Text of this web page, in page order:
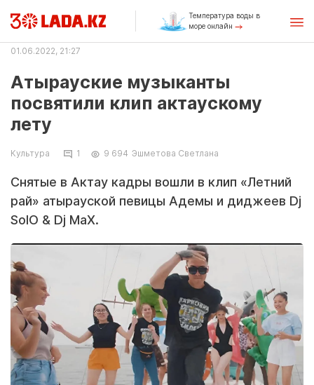
Температура воды в
море онлайн
01.06.2022, 21:27
Атырауские музыканты
посвятили клип актаускому
лету
Культура 1 9 694 Эшметова Светлана
Снятые в Актау кадры вошли в клип «Летний
рай» атырауской певицы Адемы и диджеев Dj
SolO & Dj MaX.